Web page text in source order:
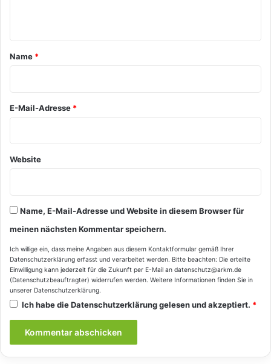
a
*
Name *
E-Mail-Adresse *
Website
Name, E-Mail-Adresse und Website in diesem Browser für
meinen nächsten Kommentar speichern.
Ich willige ein, dass meine Angaben aus diesem Kontaktformular gemäß Ihrer
Datenschutzerklärung erfasst und verarbeitet werden. Bitte beachten: Die erteilte
Einwilligung kann jederzeit für die Zukunft per E-Mail an datenschutz@arkm.de
(Datenschutzbeauftragter) widerrufen werden. Weitere Informationen finden Sie in
unserer Datenschutzerklärung.
Ich habe dieDatenschutzerklärunggelesen und akzeptiert. *